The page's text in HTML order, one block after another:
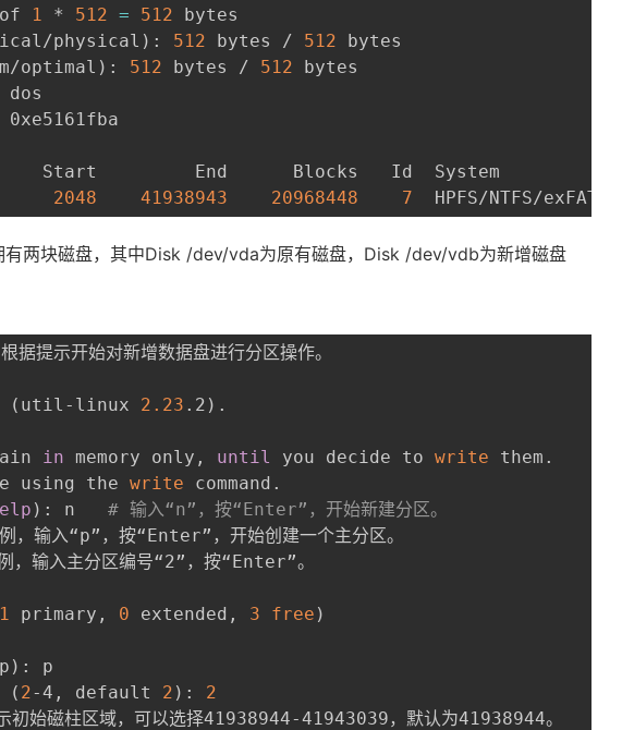
1 * 512 = 512 bytes
physical ) : 512 bytes / 512 bytes
optimal ) : 512 bytes / 512 bytes
Start         End      Blocks   Id  System
2048 41938943 20968448 7
  HPFS/NTFS/exFAT
有两块磁盘，其中Disk /dev/vda为原有磁盘，Disk /dev/vdb为新增磁盘
( util-linux 2.23 .2 ) .
in memory only, until you decide to write them.
using the write command.
) : n # 输入“n”，按“Enter”，开始新建分区。
，输入“p”，按“Enter”，开始创建一个主分区。
，输入主分区编号“2”，按“Enter”。
1 primary, 0 extended, 3 free )
) : p
( 2-4, default 2 ) : 2
磁柱区域，可以选择41938944-41943039，默认为41938944。